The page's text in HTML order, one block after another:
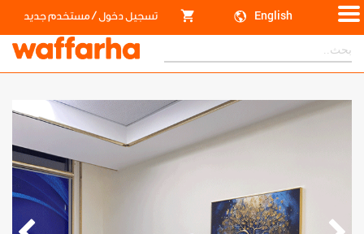
English تسجيل دخول/مستخدم جديد